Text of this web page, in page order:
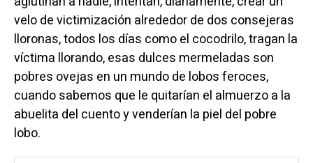
velo de victimización alrededor de dos consejeras
lloronas, todos los días como el cocodrilo, tragan la
víctima llorando, esas dulces mermeladas son
pobres ovejas en un mundo de lobos feroces,
cuando sabemos que le quitarían el almuerzo a la
abuelita del cuento y venderían la piel del pobre
lobo.